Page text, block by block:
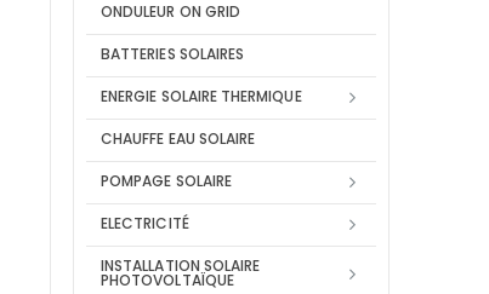
ONDULEUR ON GRID
BATTERIES SOLAIRES
ENERGIE SOLAIRE THERMIQUE
CHAUFFE EAU SOLAIRE
POMPAGE SOLAIRE
ELECTRICITÉ
INSTALLATION SOLAIRE
PHOTOVOLTAÏQUE